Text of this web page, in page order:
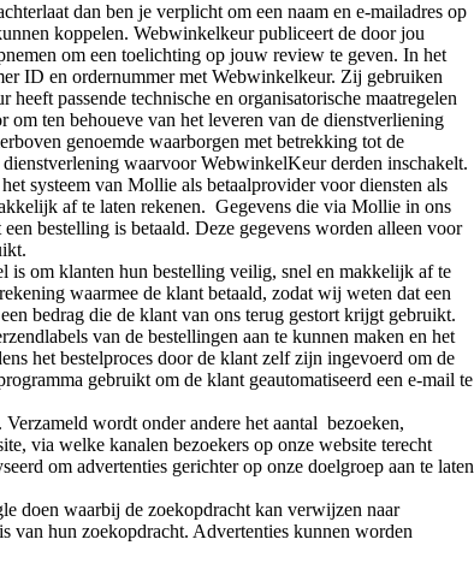
dan ben je verplicht om een naam en e-mailadres op
koppelen. Webwinkelkeur publiceert de door jou
om een toelichting op jouw review te geven. In het
ID en ordernummer met Webwinkelkeur. Zij gebruiken
passende technische en organisatorische maatregelen
ten behoueve van het leveren van de dienstverliening
genoemde waarborgen met betrekking tot de
waarvoor WebwinkelKeur derden inschakelt.
systeem van Mollie als betaalprovider voor diensten als
af te laten rekenen. Gegevens die via Mollie in ons
bestelling is betaald. Deze gegevens worden alleen voor
is om klanten hun bestelling veilig, snel en makkelijk af te
waarmee de klant betaald, zodat wij weten dat een
bedrag die de klant van ons terug gestort krijgt gebruikt.
van de bestellingen aan te kunnen maken en het
het bestelproces door de klant zelf zijn ingevoerd om de
gebruikt om de klant geautomatiseerd een e-mail te
wordt onder andere het aantal bezoeken,
via welke kanalen bezoekers op onze website terecht
om advertenties gerichter op onze doelgroep aan te laten
doen waarbij de zoekopdracht kan verwijzen naar
van hun zoekopdracht. Advertenties kunnen worden